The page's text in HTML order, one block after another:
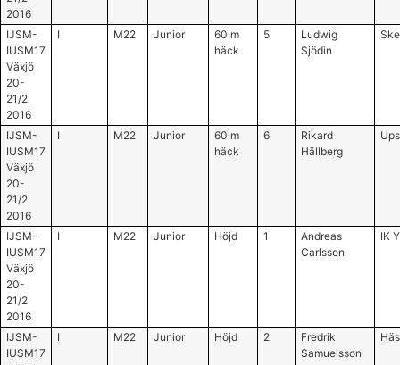
2016
IJSM-
IUSM17
Växjö
20-
21/2
2016
I M22 Junior
60 m
häck
5
Ludwig
Sjödin
IJSM-
IUSM17
Växjö
20-
21/2
2016
I M22 Junior
60 m
häck
6
Rikard
Hällberg
IJSM-
IUSM17
Växjö
20-
21/2
2016
I M22 Junior Höjd 1
Andreas
Carlsson
IK
IJSM-
IUSM17
I M22 Junior Höjd 2
Fredrik
Samuelsson